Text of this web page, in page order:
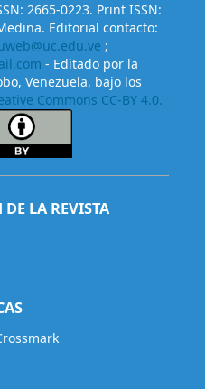
2665-0223. Print ISSN:
Editorial contacto:
;
- Editado por la
Venezuela, bajo los
Commons CC-BY 4.0.
LA REVISTA